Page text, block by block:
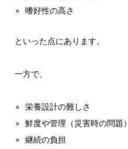
嗜好性の高さ
といった点にあります。
一方で、
栄養設計の難しさ
鮮度や管理（災害時の問題）
継続の負担